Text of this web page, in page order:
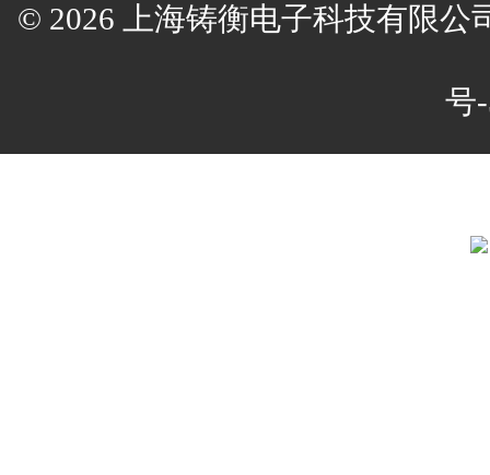
© 2026 上海铸衡电子科技有限公
号